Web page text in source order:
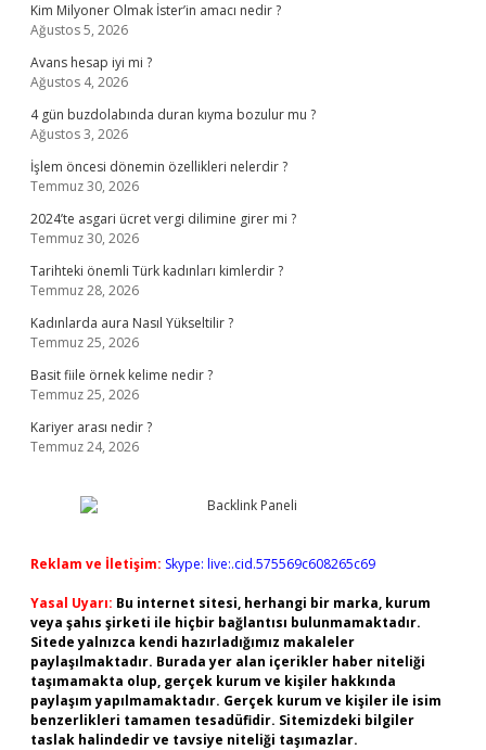
Kim Milyoner Olmak İster’in amacı nedir ?
Ağustos 5, 2026
Avans hesap iyi mi ?
Ağustos 4, 2026
4 gün buzdolabında duran kıyma bozulur mu ?
Ağustos 3, 2026
İşlem öncesi dönemin özellikleri nelerdir ?
Temmuz 30, 2026
2024’te asgari ücret vergi dilimine girer mi ?
Temmuz 30, 2026
Tarihteki önemli Türk kadınları kimlerdir ?
Temmuz 28, 2026
Kadınlarda aura Nasıl Yükseltilir ?
Temmuz 25, 2026
Basit fiile örnek kelime nedir ?
Temmuz 25, 2026
Kariyer arası nedir ?
Temmuz 24, 2026
Reklam ve İletişim: Skype: live:.cid.575569c608265c69
Yasal Uyarı: Bu internet sitesi, herhangi bir marka, kurum
veya şahıs şirketi ile hiçbir bağlantısı bulunmamaktadır.
Sitede yalnızca kendi hazırladığımız makaleler
paylaşılmaktadır. Burada yer alan içerikler haber niteliği
taşımamakta olup, gerçek kurum ve kişiler hakkında
paylaşım yapılmamaktadır. Gerçek kurum ve kişiler ile isim
benzerlikleri tamamen tesadüfidir. Sitemizdeki bilgiler
taslak halindedir ve tavsiye niteliği taşımazlar.